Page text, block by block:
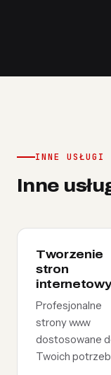
INNE USŁUGI
Inne
Tworzenie
stron
Profesjonalne
strony www
dostosowane
Twoich potrzeb